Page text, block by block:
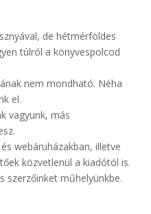
de hétmérföldes
túlról a könyvespolcod
nem mondható. Néha
el.
vagyunk, más
webáruházakban, illetve
közvetlenül a kiadótól is.
szerzőinket műhelyünkbe.